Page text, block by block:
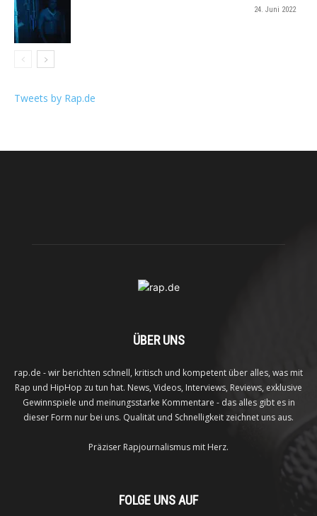
24. Juni 2022
Tweets by Rap.de
ÜBER UNS
rap.de - wir berichten schnell, kritisch und kompetent über alles, was mit
Rap und HipHop zu tun hat. News, Videos, Interviews, Reviews, exklusive
Gewinnspiele und meinungsstarke Kommentare - das alles gibt es in
dieser Form nur bei uns. Qualität und Schnelligkeit zeichnet uns aus.
Präziser Rapjournalismus mit Herz.
FOLGE UNS AUF